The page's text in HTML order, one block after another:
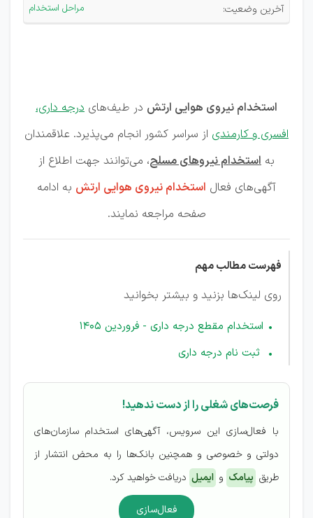
آخرین وضعیت:
مراحل استخدام
استخدام نیروی هوایی ارتش در طیف‌های درجه داری،
افسری و کارمندی از سراسر کشور انجام می‌پذیرد. علاقمندان
به استخدام نیروهای مسلح، می‌توانند جهت اطلاع از
آگهی‌های فعال استخدام نیروی هوایی ارتش به ادامه
صفحه مراجعه نمایند.
فهرست مطالب مهم
روی لینک‌ها بزنید و بیشتر بخوانید
استخدام مقطع درجه داری - فروردین 1405
ثبت نام درجه داری
فرصت‌های شغلی را از دست ندهید!
با فعال‌سازی این سرویس، آگهی‌های استخدام سازمان‌های
دولتی و خصوصی و همچنین بانک‌ها را به محض انتشار از
طریق پیامک و ایمیل دریافت خواهید کرد.
فعال‌سازی